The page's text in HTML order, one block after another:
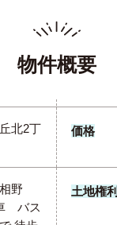
物件概要
北2丁 価格
野
バス
土地権利